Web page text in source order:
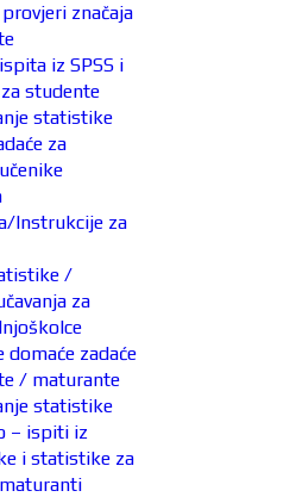
značaja
iz SPSS i
studente
statistike
za
Instrukcije za
/
za
domaće zadaće
/ maturante
statistike
– ispiti iz
i statistike za